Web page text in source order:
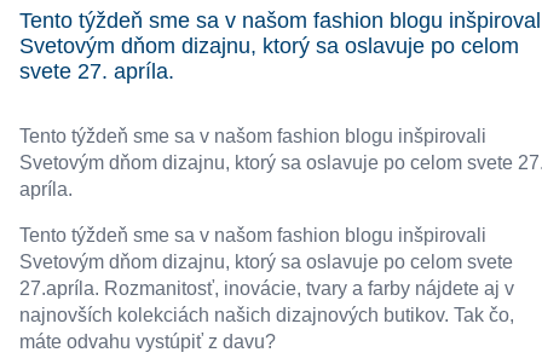
Tento týždeň sme sa v našom fashion blogu
Svetovým dňom dizajnu, ktorý sa oslavuje po celom
svete 27. apríla.
Tento týždeň sme sa v našom fashion blogu inšpirovali
Svetovým dňom dizajnu, ktorý sa oslavuje po celom svete
apríla.
Tento týždeň sme sa v našom fashion blogu inšpirovali
Svetovým dňom dizajnu, ktorý sa oslavuje po celom svete
27.apríla. Rozmanitosť, inovácie, tvary a farby nájdete aj v
najnovších kolekciách našich dizajnových butikov. Tak čo,
máte odvahu vystúpiť z davu?